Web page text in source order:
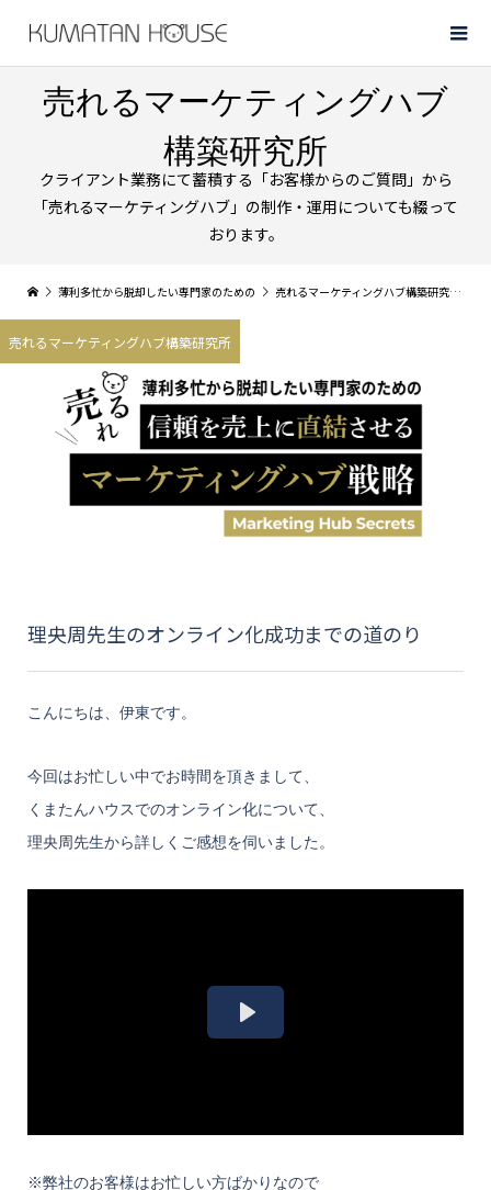
売れるマーケティングハブ
構築研究所
クライアント業務にて蓄積する「お客様からのご質問」から
「売れるマーケティングハブ」の制作・運用についても綴って
おります。
薄利多忙から脱却したい専門家のための 売れるマーケティングハブ構築研究所
売れるマーケティングハブ構築研究所
理央周先生のオンライン化成功までの道のり
こんにちは、伊東です。
今回はお忙しい中でお時間を頂きまして、
くまたんハウスでのオンライン化について、
理央周先生から詳しくご感想を伺いました。
※弊社のお客様はお忙しい方ばかりなので